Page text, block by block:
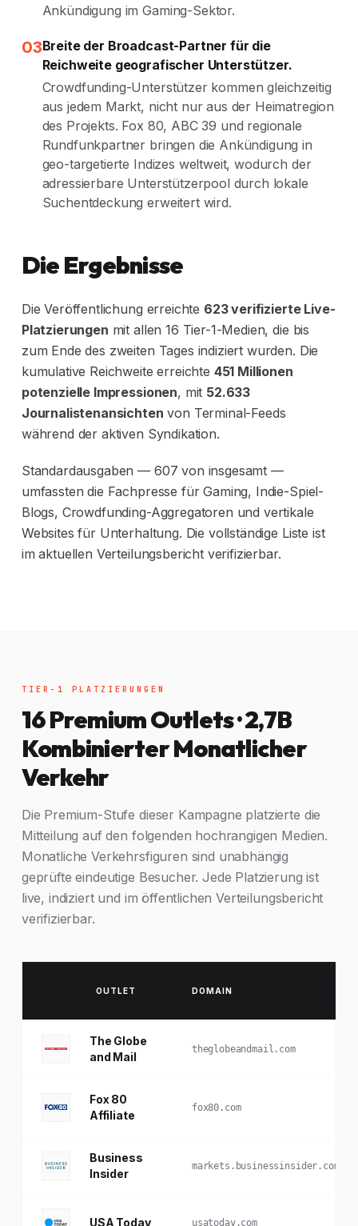
Ankündigung im Gaming-Sektor.
03Breite der Broadcast-Partner für die
Reichweite geografischer Unterstützer.
Crowdfunding-Unterstützer kommen gleichzeitig
aus jedem Markt, nicht nur aus der Heimatregion
des Projekts. Fox 80, ABC 39 und regionale
Rundfunkpartner bringen die Ankündigung in
geo-targetierte Indizes weltweit, wodurch der
adressierbare Unterstützerpool durch lokale
Suchentdeckung erweitert wird.
Die Ergebnisse
Die Veröffentlichung erreichte 623 verifizierte Live-
Platzierungen mit allen 16 Tier-1-Medien, die bis
zum Ende des zweiten Tages indiziert wurden. Die
kumulative Reichweite erreichte 451 Millionen
potenzielle Impressionen, mit 52.633
Journalistenansichten von Terminal-Feeds
während der aktiven Syndikation.
Standardausgaben — 607 von insgesamt —
umfassten die Fachpresse für Gaming, Indie-Spiel-
Blogs, Crowdfunding-Aggregatoren und vertikale
Websites für Unterhaltung. Die vollständige Liste ist
im aktuellen Verteilungsbericht verifizierbar.
TIER-1 PLATZIERUNGEN
16 Premium Outlets · 2,7B
Kombinierter Monatlicher
Verkehr
Die Premium-Stufe dieser Kampagne platzierte die
Mitteilung auf den folgenden hochrangigen Medien.
Monatliche Verkehrsfiguren sind unabhängig
geprüfte eindeutige Besucher. Jede Platzierung ist
live, indiziert und im öffentlichen Verteilungsbericht
verifizierbar.
OUTLET DOMAIN
The Globe
and Mail
theglobeandmail.com
Fox 80
Affiliate
fox80.com
Business
Insider
markets.businessinsider.com
USA Today usatoday.com